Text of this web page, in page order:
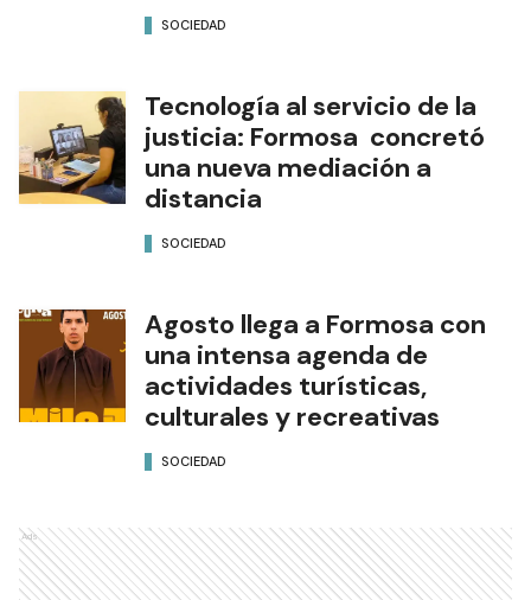
SOCIEDAD
Tecnología al servicio de la
justicia: Formosa concretó
una nueva mediación a
distancia
SOCIEDAD
Agosto llega a Formosa con
una intensa agenda de
actividades turísticas,
culturales y recreativas
SOCIEDAD
Ads